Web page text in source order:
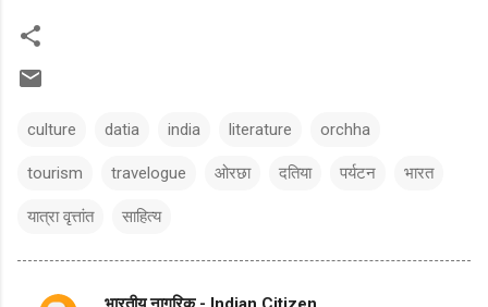
culture datia india literature orchha
tourism travelogue ओरछा दतिया पर्यटन भारत
यात्रा वृत्तांत साहित्य